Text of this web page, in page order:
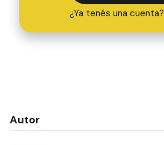
¿Ya tenés una cuenta?
Autor